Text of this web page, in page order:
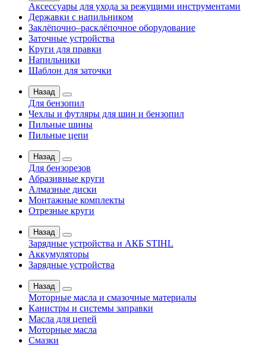
Аксессуары для ухода за режущими инструментами
Державки с напильником
Заклёпочно–расклёпочное оборудование
Заточные устройства
Круги для правки
Напильники
Шаблон для заточки
Назад
Для бензопил
Чехлы и футляры для шин и бензопил
Пильные шины
Пильные цепи
Назад
Для бензорезов
Абразивные круги
Алмазные диски
Монтажные комплекты
Отрезные круги
Назад
Зарядные устройства и АКБ STIHL
Аккумуляторы
Зарядные устройства
Назад
Моторные масла и смазочные материалы
Канистры и системы заправки
Масла для цепей
Моторные масла
Смазки